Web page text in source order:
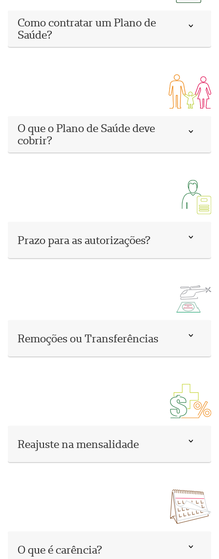
Como contratar um Plano de
Saúde?
O que o Plano de Saúde deve
cobrir?
Prazo para as autorizações?
Remoções ou Transferências
Reajuste na mensalidade
O que é carência?